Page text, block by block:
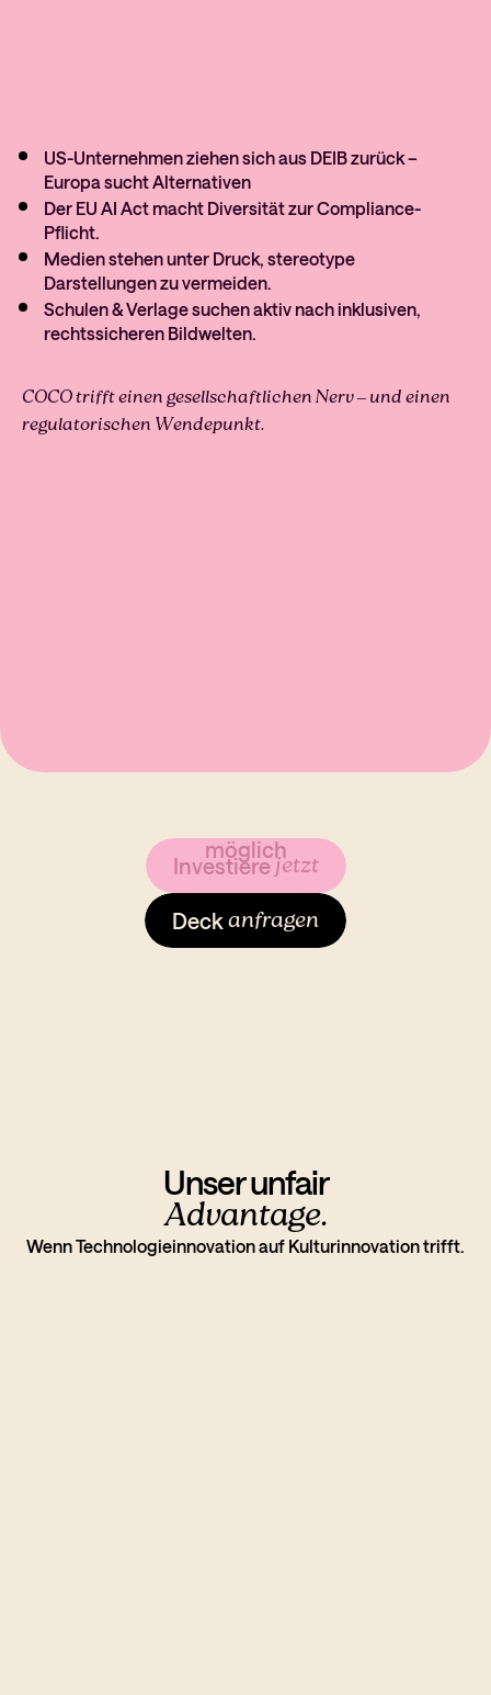
US-Unternehmen ziehen sich aus DEIB zurück –
Europa sucht Alternativen
Der EU AI Act macht Diversität zur Compliance-
Pflicht.
Medien stehen unter Druck, stereotype
Darstellungen zu vermeiden.
Schulen & Verlage suchen aktiv nach inklusiven,
rechtssicheren Bildwelten.
COCO trifft einen gesellschaftlichen Nerv – und einen
regulatorischen Wendepunkt.
Investierejetzt
möglich
Deckanfragen
Unser unfair
Advantage.
Wenn Technologieinnovation auf Kulturinnovation trifft.